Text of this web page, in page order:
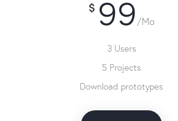
$ 99 /Mo
3 Users
5 Projects
Download prototypes